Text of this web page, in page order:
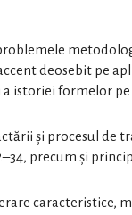
deosebit pe
istoriei formelor
și procesul de
precum și
caracteristice,